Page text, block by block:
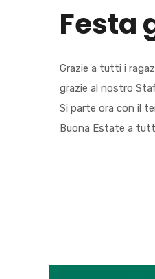
Festa
Grazie a tutti i
grazie al nostro
Si parte ora con il
Buona Estate a